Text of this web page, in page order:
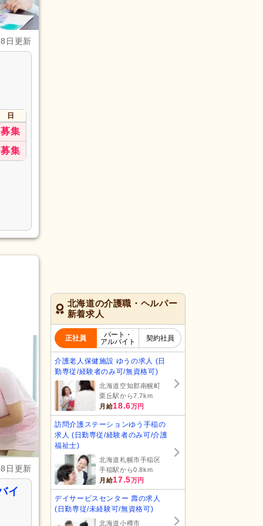
日更新
日
募集
募集
日更新
イ
北海道の介護職・ヘルパー
新着求人
正社員
パート・
アルバイト
契約社員
介護老人保健施設 ゆうの求人 (日
勤専従/経験者のみ可/無資格可)
北海道空知郡南幌町
栗丘駅から7.7km
月給18.6万円
訪問介護ステーションゆう手稲の
求人 (日勤専従/経験者のみ可/介護
福祉士)
北海道札幌市手稲区
手稲駅から0.8km
月給17.5万円
デイサービスセンター 壽の求人
(日勤専従/未経験可/無資格可)
北海道小樽市